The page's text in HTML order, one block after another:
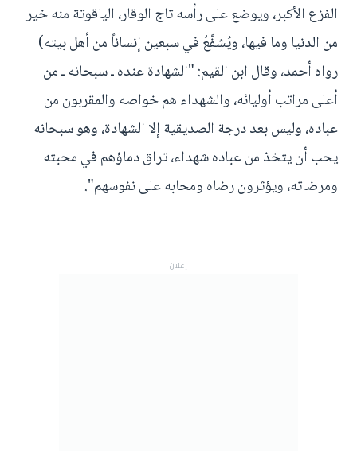
الفزع الأكبر، ويوضع على رأسه تاج الوقار، الياقوتة منه خير
من الدنيا وما فيها، ويُشفَّعُ في سبعين إنساناً من أهل بيته)
رواه أحمد، وقال ابن القيم: "الشهادة عنده ـ سبحانه ـ من
أعلى مراتب أوليائه، والشهداء هم خواصه والمقربون من
عباده، وليس بعد درجة الصديقية إلا الشهادة، وهو سبحانه
يحب أن يتخذ من عباده شهداء، تراق دماؤهم في محبته
ومرضاته، ويؤثرون رضاه ومحابه على نفوسهم".
إعلان